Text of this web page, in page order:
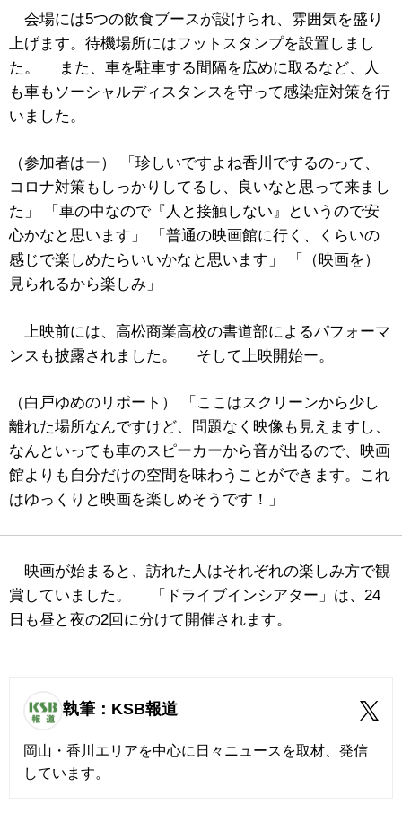
会場には5つの飲食ブースが設けられ、雰囲気を盛り
上げます。待機場所にはフットスタンプを設置しまし
た。 また、車を駐車する間隔を広めに取るなど、人
も車もソーシャルディスタンスを守って感染症対策を行
いました。
（参加者はー） 「珍しいですよね香川でするのって、
コロナ対策もしっかりしてるし、良いなと思って来まし
た」 「車の中なので『人と接触しない』というので安
心かなと思います」 「普通の映画館に行く、くらいの
感じで楽しめたらいいかなと思います」 「（映画を）
見られるから楽しみ」
上映前には、高松商業高校の書道部によるパフォーマ
ンスも披露されました。 そして上映開始ー。
（白戸ゆめのリポート） 「ここはスクリーンから少し
離れた場所なんですけど、問題なく映像も見えますし、
なんといっても車のスピーカーから音が出るので、映画
館よりも自分だけの空間を味わうことができます。これ
はゆっくりと映画を楽しめそうです！」
映画が始まると、訪れた人はそれぞれの楽しみ方で観
賞していました。 「ドライブインシアター」は、24
日も昼と夜の2回に分けて開催されます。
執筆：KSB報道
岡山・香川エリアを中心に日々ニュースを取材、発信
しています。